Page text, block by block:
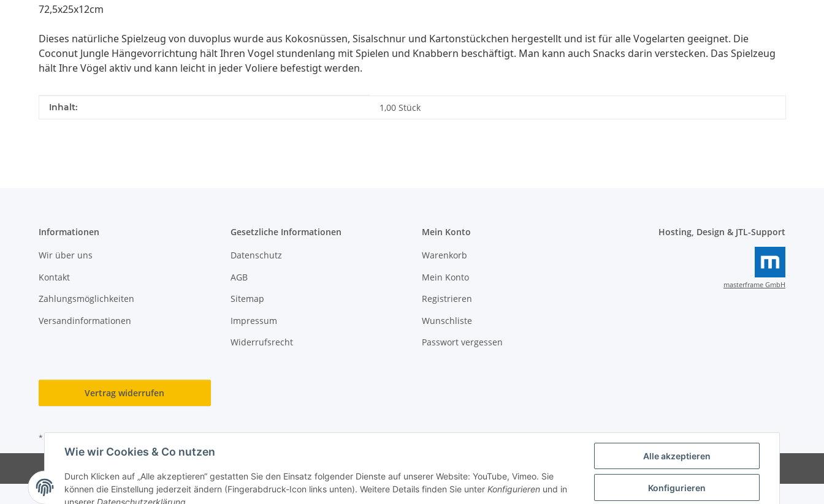
Alle akzeptieren
Konfigurieren
Wie wir Cookies & Co nutzen
Durch Klicken auf „Alle akzeptieren“ gestatten Sie den Einsatz folgender Dienste auf unserer Website: YouTube, Vimeo. Sie
können die Einstellung jederzeit ändern (Fingerabdruck-Icon links unten). Weitere Details finden Sie unter Konfigurieren und in
72,5x25x12cm
Dieses natürliche Spielzeug von duvoplus wurde aus Kokosnüssen, Sisalschnur und Kartonstückchen hergestellt und ist für alle Vogelarten geeignet. Die
Coconut Jungle Hängevorrichtung hält Ihren Vogel stundenlang mit Spielen und Knabbern beschäftigt. Man kann auch Snacks darin verstecken. Das Spielzeug
hält Ihre Vögel aktiv und kann leicht in jeder Voliere befestigt werden.
Produkteigenschaft
Wert
Inhalt: 1,00 Stück
Informationen
Wir über uns
Kontakt
Zahlungsmöglichkeiten
Versandinformationen
Gesetzliche Informationen
Datenschutz
AGB
Sitemap
Impressum
Widerrufsrecht
Mein Konto
Warenkorb
Mein Konto
Registrieren
Wunschliste
Passwort vergessen
Hosting, Design & JTL-Support
masterframe GmbH
Vertrag widerrufen
* Alle Preise inkl. gesetzlicher USt., zzgl.
Powered byJTL-Shop